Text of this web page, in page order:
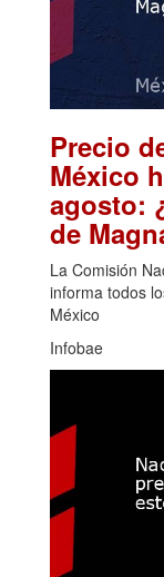
Precio
México
agosto:
de
La Comisión
informa todos
México
Infobae